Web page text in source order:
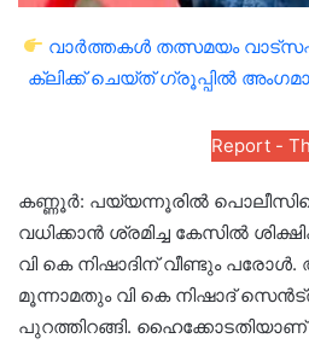
വാർത്തകൾ തത്സമയം
ക്ലിക്ക് ചെയ്ത് ഗ്രൂപ്പിൽ
Report -
കണ്ണൂർ: പയ്യന്നൂരിൽ
വധിക്കാൻ ശ്രമിച്ച കേസിൽ
വി കെ നിഷാദിന് വീണ്ടും
മൂന്നാമതും വി കെ നിഷാദ്
പുറത്തിറങ്ങി.